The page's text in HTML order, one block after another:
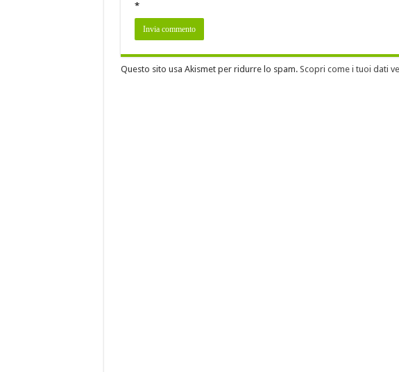
*
Questo sito usa Akismet per ridurre lo spam. Scopri come i tuoi dati